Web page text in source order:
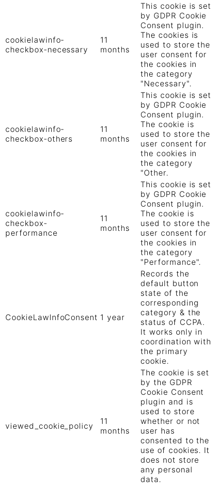
cookielawinfo-
checkbox-necessary
11
months
This cookie is set
by GDPR Cookie
Consent plugin.
The cookies is
used to store the
user consent for
the cookies in
the category
"Necessary".
cookielawinfo-
checkbox-others
11
months
This cookie is set
by GDPR Cookie
Consent plugin.
The cookie is
used to store the
user consent for
the cookies in
the category
"Other.
cookielawinfo-
checkbox-
performance
11
months
This cookie is set
by GDPR Cookie
Consent plugin.
The cookie is
used to store the
user consent for
the cookies in
the category
"Performance".
CookieLawInfoConsent 1 year
Records the
default button
state of the
corresponding
category & the
status of CCPA.
It works only in
coordination with
the primary
cookie.
viewed_cookie_policy
11
months
The cookie is set
by the GDPR
Cookie Consent
plugin and is
used to store
whether or not
user has
consented to the
use of cookies. It
does not store
any personal
data.